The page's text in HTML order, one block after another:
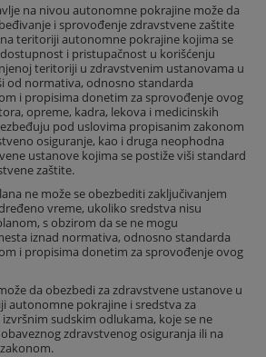
na nivou autonomne pokrajine može da
i sprovođenje zdravstvene zaštite
teritoriji autonomne pokrajine kojima se
i pristupačnost u korišćenju
teritoriji u zdravstvenim ustanovama u
od normativa, odnosno standarda
i propisima donetim za sprovođenje ovog
opreme, kadra, lekova i medicinskih
pod uslovima propisanim zakonom
osiguranje, kao i druga neophodna
ustanove kojima se postiže viši standard
zaštite.
ne može se obezbediti zaključivanjem
vreme, ukoliko sredstva nisu
s obzirom da se ne mogu
iznad normativa, odnosno standarda
i propisima donetim za sprovođenje ovog
da obezbedi za zdravstvene ustanove u
autonomne pokrajine i sredstva za
sudskim odlukama, koje se ne
zdravstvenog osiguranja ili na